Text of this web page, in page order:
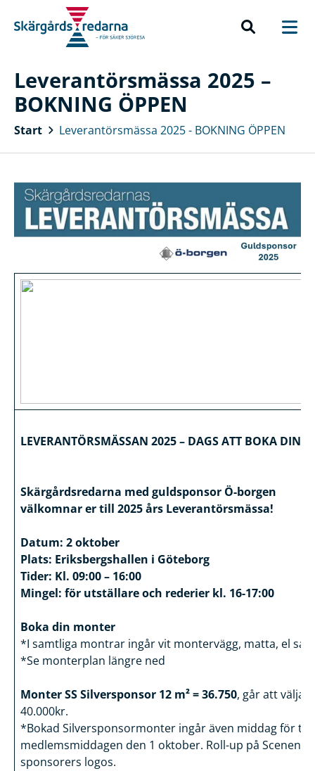
Leverantörsmässa 2025 –
BOKNING ÖPPEN
Start Leverantörsmässa 2025 - BOKNING ÖPPEN
LEVERANTÖRSMÄSSAN 2025 – DAGS ATT BOKA DIN
Skärgårdsredarna med guldsponsor Ö-borgen
välkomnar er till 2025 års Leverantörsmässa!
Datum: 2 oktober
Plats: Eriksbergshallen i Göteborg
Tider: Kl. 09:00 – 16:00
Mingel: för utställare och rederier kl. 16-17:00
Boka din monter
*I samtliga montrar ingår vit montervägg, matta, el
*Se monterplan längre ned
Monter SS Silversponsor 12 m² = 36.750, går att välja
40.000kr.
*Bokad Silversponsormonter ingår även middag för
medlemsmiddagen den 1 oktober. Roll-up på Scenen
sponsorers logos.